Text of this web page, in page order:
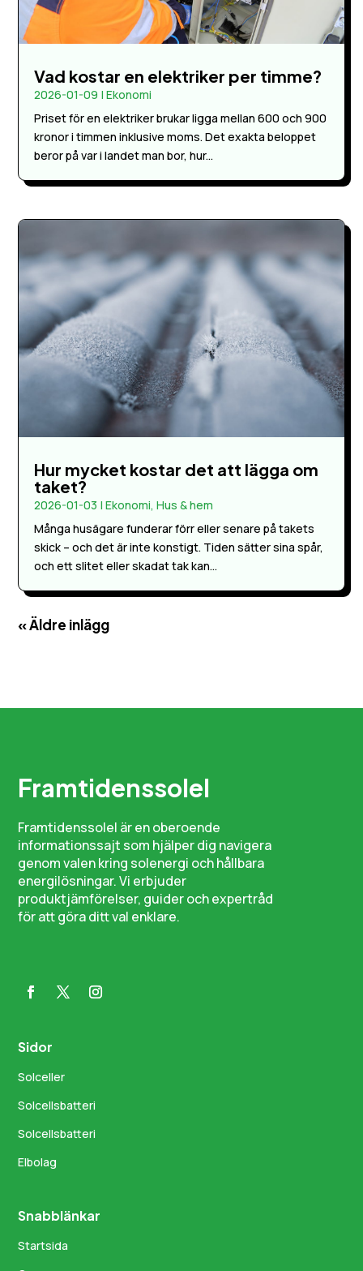
Vad kostar en elektriker per timme?
2026-01-09 |Ekonomi
Priset för en elektriker brukar ligga mellan 600 och 900
kronor i timmen inklusive moms. Det exakta beloppet
beror på var i landet man bor, hur...
Hur mycket kostar det att lägga om
taket?
2026-01-03 |Ekonomi,Hus & hem
Många husägare funderar förr eller senare på takets
skick – och det är inte konstigt. Tiden sätter sina spår,
och ett slitet eller skadat tak kan...
« Äldre inlägg
Framtidenssolel
Framtidenssolel är en oberoende
informationssajt som hjälper dig navigera
genom valen kring solenergi och hållbara
energilösningar. Vi erbjuder
produktjämförelser, guider och expertråd
för att göra ditt val enklare.
Sidor
Solceller
Solcellsbatteri
Solcellsbatteri
Elbolag
Snabblänkar
Startsida